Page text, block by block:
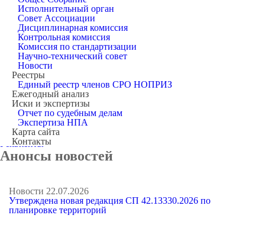
Исполнительный орган
Совет Ассоциации
Дисциплинарная комиссия
Контрольная комиссия
Комиссия по стандартизации
Научно-технический совет
Новости
Реестры
Единый реестр членов СРО НОПРИЗ
Ежегодный анализ
Иски и экспертизы
Отчет по судебным делам
Экспертиза НПА
Карта сайта
Контакты
Регистрационные документы
Внутренние документы СРО
Для вступления в СРО
Для вступления в НРС
Протоколы Общего Собрания
Протоколы Совета
Протоколы Дисциплинарной комиссии
Федеральное законодательство
Контроль в СРО
План проверок
Результаты проверок
Бухгалтерская отчетность
Аттестация
Компенсационный фонд
Реквизиты
Анонсы новостей
Новости 22.07.2026
Утверждена новая редакция СП 42.13330.2026 по
планировке территорий